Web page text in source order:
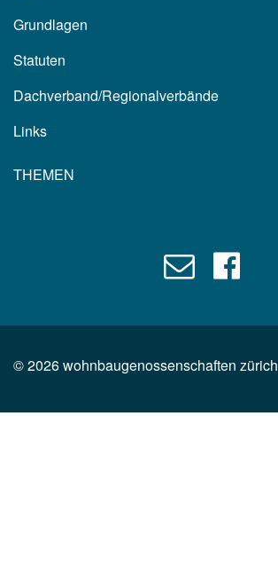
Grundlagen
Statuten
Dachverband/Regionalverbände
Links
THEMEN
©2026wohnbaugenossenschaften zürich